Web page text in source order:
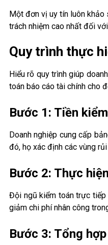
Một đơn vị uy tín luôn khảo
trách nhiệm cao nhất đối
Quy trình thực
Hiểu rõ quy trình giúp
toán báo cáo tài chính cho
Bước 1: Tiền
Doanh nghiệp cung cấp
đó, họ xác định các vùng
Bước 2: Thực
Đội ngũ kiểm toán trực tiếp
giảm chi phí nhân công
Bước 3: Tổng